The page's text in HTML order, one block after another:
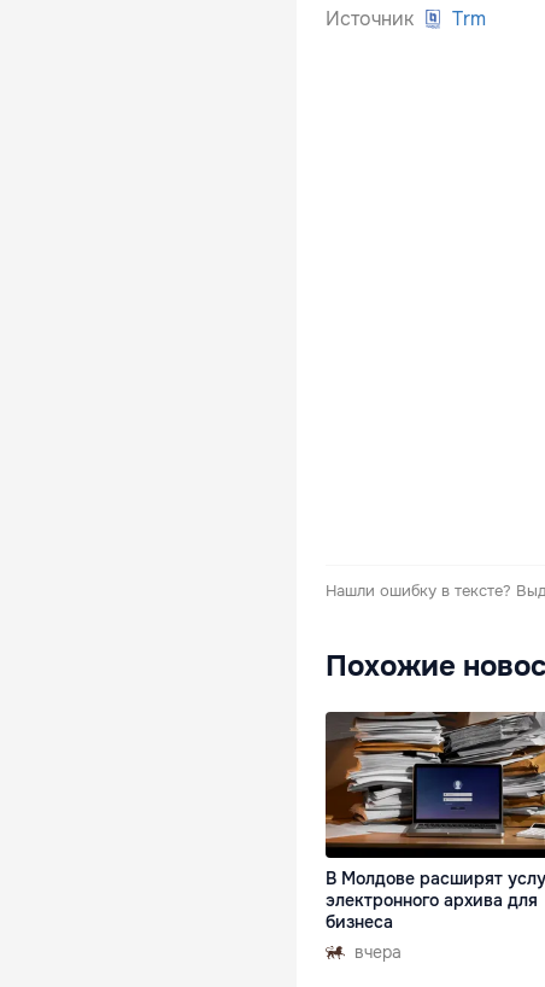
Источник Trm
Нашли ошибку в тексте?
Похожие
В Молдове расширят
электронного архива для
бизнеса
вчера